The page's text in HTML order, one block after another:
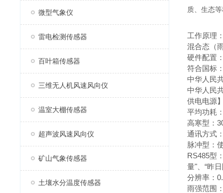
微型气象仪
雷电检测传感器
百叶箱传感器
三维无人机风速风向仪
温室大棚传感器
超声波风速风向仪
矿山气象传感器
土壤水分温度传感器
质、生态
工作原理
混合态（
硬件配置
符合国标
中华人民
中华人民
供电电源
平均功耗
高寒型：
通讯方式
脉冲型：
RS485型
量"、“昨
分辨率：
雨强范围